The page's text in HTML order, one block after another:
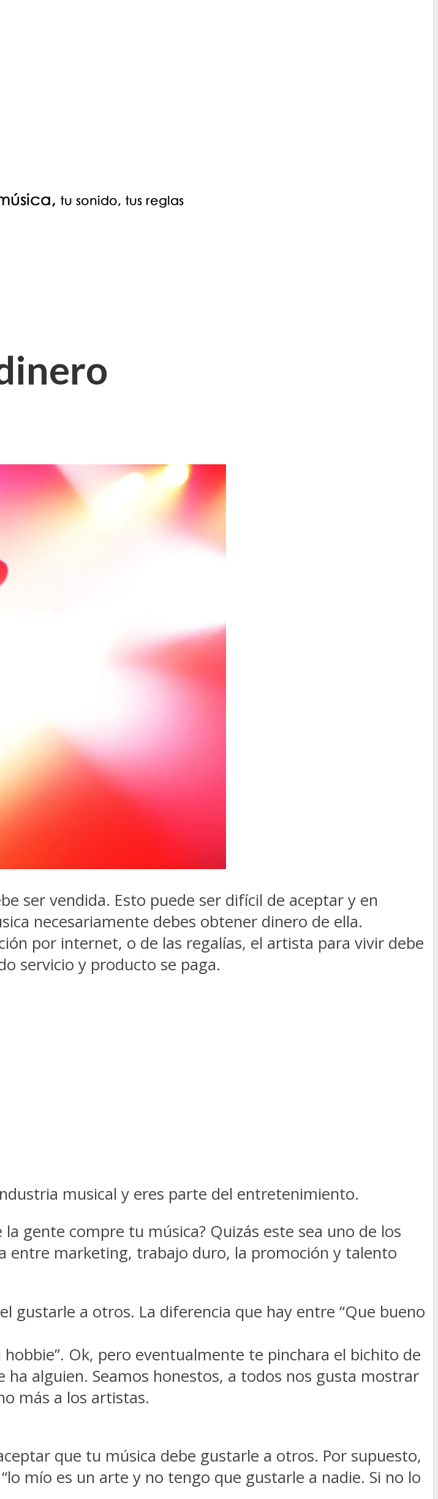
ser vendida. Esto puede ser difícil de aceptar y en
necesariamente debes obtener dinero de ella.
por internet, o de las regalías, el artista para vivir debe
servicio y producto se paga.
musical y eres parte del entretenimiento.
gente compre tu música? Quizás este sea uno de los
entre marketing, trabajo duro, la promoción y talento
gustarle a otros. La diferencia que hay entre “Que bueno
Ok, pero eventualmente te pinchara el bichito de
alguien. Seamos honestos, a todos nos gusta mostrar
más a los artistas.
que tu música debe gustarle a otros. Por supuesto,
mío es un arte y no tengo que gustarle a nadie. Si no lo